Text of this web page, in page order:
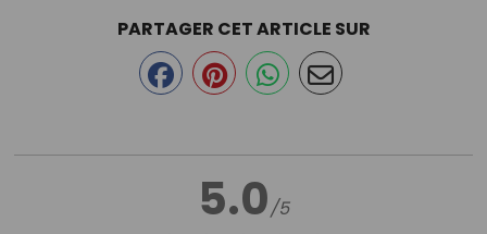
5.0/5
PARTAGER CET ARTICLE SUR